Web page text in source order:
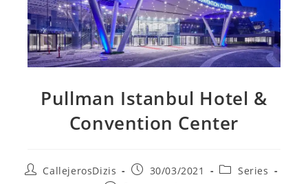
Pullman Istanbul Hotel &
Convention Center
AutorCallejerosDizis
Publicación
30/03/2021
Categoría
Series